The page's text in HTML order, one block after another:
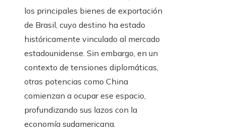
los principales bienes de exportación
de Brasil, cuyo destino ha estado
históricamente vinculado al mercado
estadounidense. Sin embargo, en un
contexto de tensiones diplomáticas,
otras potencias como China
comienzan a ocupar ese espacio,
profundizando sus lazos con la
economía sudamericana.